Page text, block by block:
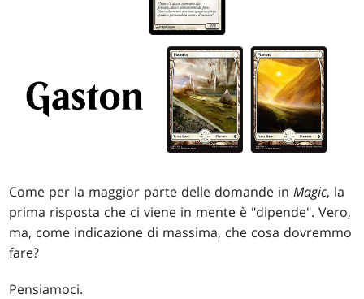
Come per la maggior parte delle domande inMagic, la
prima risposta che ci viene in mente è "dipende". Vero,
ma, come indicazione di massima, che cosa dovremmo
fare?
Pensiamoci.